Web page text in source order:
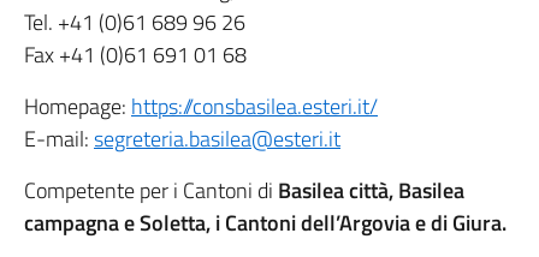
Tel. +41 (0)61 689 96 26
Fax+41 (0)61 691 01 68
Homepage: https://consbasilea.esteri.it/
E-mail:segreteria.basilea@esteri.it
Competente per i Cantoni di Basilea città, Basilea
campagna e Soletta, i Cantoni dell’Argovia e di Giura.